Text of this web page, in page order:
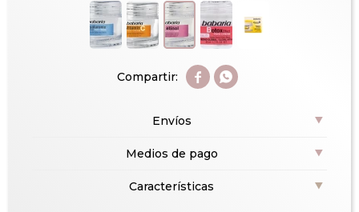
 
Envíos
Medios de pago
Características